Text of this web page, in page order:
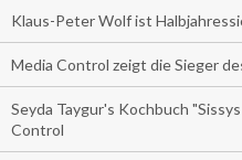
Klaus-Peter Wolf ist
Media Control zeigt die Sieger
Seyda Taygur's Kochbuch
Control